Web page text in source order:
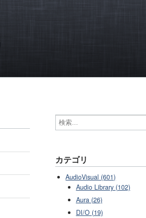
カテゴリ
AudioVisual (601)
Audio Library (102)
Aura (26)
DI/O (19)